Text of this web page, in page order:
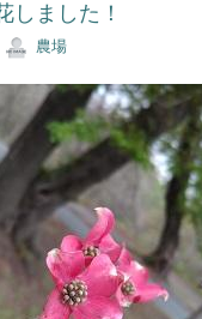
しました！
農場